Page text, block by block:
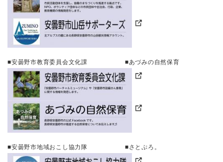
■安曇野市教育委員会文化課 ■あづみの自然保育
■安曇野市地域おこし協力隊 ■さとぷろ。